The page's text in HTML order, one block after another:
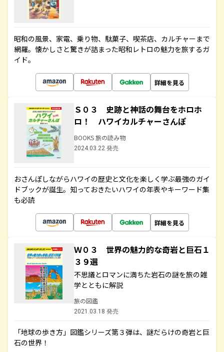
昭和の風景、家電、乗り物、駄菓子、喫茶店、カルチャーまで
網羅。懐かしさと驚きが詰まった昭和レトロの魅力を旅するガ
イド。
詳細を見る
Ｓ０３ 史跡と神話の舞台をホロホ
ロ！ ハワイカルチャーさんぽ
BOOKS 旅の読み物
2024.03.22 発売
おさんぽしながらハワイの歴史と文化を楽しく学ぶ最強のガイ
ドブックが誕生。知っておきたいハワイの年表やキーワード集
も必読
詳細を見る
Ｗ０３ 世界の魅力的な奇岩と巨石１
３９選
不思議とロマンに満ちた岩石の謎を旅の雑
学とともに解説
旅の図鑑
2021.03.18 発売
「地球の歩き方」図鑑シリーズ第３弾は、謎だらけの奇岩と巨
石の世界！